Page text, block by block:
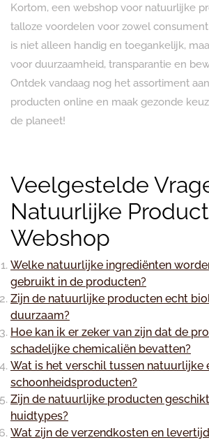
Kortom, een webshop voor natuurlijke
talloze voordelen voor zowel
is niet alleen handig en toegankelijk,
voor duurzaamheid, transparantie en
Ontdek vandaag nog het assortiment
producten online en maak gezonde
de planeet!
Veelgestelde
Natuurlijke
Webshop
Welke natuurlijke ingrediënten
gebruikt in de producten?
Zijn de natuurlijke producten echt
duurzaam?
Hoe kan ik er zeker van zijn dat de
schadelijke chemicaliën bevatten?
Wat is het verschil tussen natuurlijke
schoonheidsproducten?
Zijn de natuurlijke producten
huidtypes?
Wat zijn de verzendkosten en